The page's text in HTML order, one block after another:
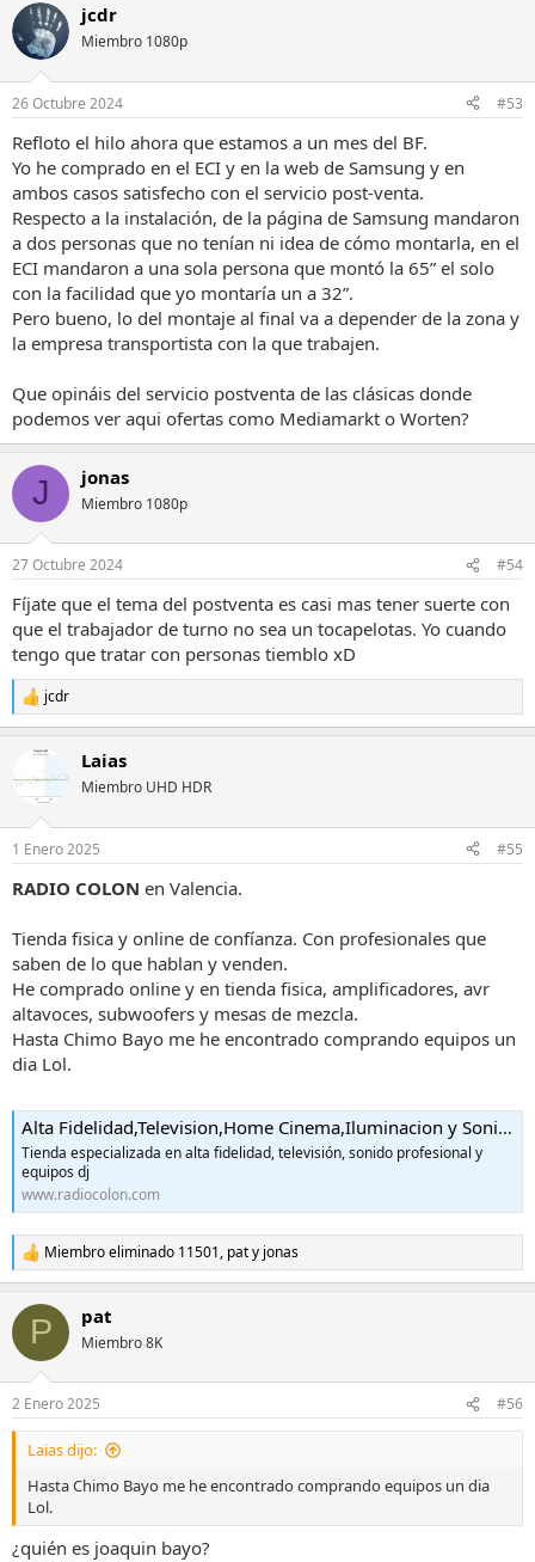
Ese mismo día, más tarde, fui a Supersonido con algo más de idea
sobre lo que quería y, aunque el trato no fue malo, no fue igual.
Todo muy rápido, por encima... no sé, me dio la sensación de que,
como mi presupuesto era el que era, me querían despachar pronto.
Ojo, insisto en que no fue malo, fueron agradables y simpáticos
pero salí con mal sabor de boca, me esperaba más. No pude
escuchar nada.
Así que, finalmente, me decidí por Style Sound. Cero quejas. 100%
recomendable desde mi punto de vista/experiencia.
La TV, una SONY A8, comprada justo una semana antes en EL
CORTE INGLÉS, nada que objetar, trato exquisito.
jcdr
Miembro 1080p
26 Octubre 2024 #53
Refloto el hilo ahora que estamos a un mes del BF.
Yo he comprado en el ECI y en la web de Samsung y en
ambos casos satisfecho con el servicio post-venta.
Respecto a la instalación, de la página de Samsung mandaron
a dos personas que no tenían ni idea de cómo montarla, en el
ECI mandaron a una sola persona que montó la 65” el solo
con la facilidad que yo montaría un a 32”.
Pero bueno, lo del montaje al final va a depender de la zona y
la empresa transportista con la que trabajen.
Que opináis del servicio postventa de las clásicas donde
podemos ver aqui ofertas como Mediamarkt o Worten?
J jonas
Miembro 1080p
27 Octubre 2024 #54
Fíjate que el tema del postventa es casi mas tener suerte con
que el trabajador de turno no sea un tocapelotas. Yo cuando
tengo que tratar con personas tiemblo xD
R
e
c
i
e
:
jcdr
Laias
Miembro UHD HDR
1 Enero 2025 #55
RADIO COLON en Valencia.
Tienda fisica y online de confíanza. Con profesionales que
saben de lo que hablan y venden.
He comprado online y en tienda fisica, amplificadores, avr
altavoces, subwoofers y mesas de mezcla.
Hasta Chimo Bayo me he encontrado comprando equipos un
dia Lol.
Alta Fidelidad,Television,Home Cinema,Iluminacion y Sonido Profesional,Radio Colon,dj
Tienda especializada en alta fidelidad, televisión, sonido profesional y
equipos dj
www.radiocolon.com
R
e
c
i
n
e
s
Miembro eliminado 11501, paty jonas
P pat
Miembro 8K
2 Enero 2025 #56
Laias dijo:
Hasta Chimo Bayo me he encontrado comprando equipos un dia
Lol.
¿quién es joaquin bayo?